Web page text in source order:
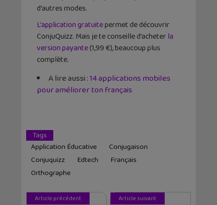
d’autres modes.
L’application gratuitepermet de découvrir
ConjuQuizz. Mais je te conseille d’acheterla
version payante(1,99 €), beaucoup plus
complète.
A lire aussi :14 applications mobiles
pour améliorer ton français
Tags
Application Éducative
Conjugaison
Conjuquizz
Edtech
Français
Orthographe
Article précédent Article suivant